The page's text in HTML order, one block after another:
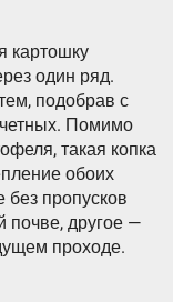
картошку
один ряд.
подобрав с
Помимо
такая копка
обоих
без пропусков
почве, другое —
проходе.